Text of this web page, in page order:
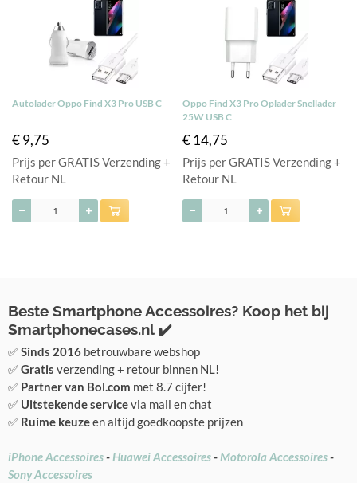
Autolader Oppo Find X3 Pro USB C
€ 9,75
Prijs per GRATIS Verzending +
Retour NL
Oppo Find X3 Pro Oplader Snellader
25W USB C
€ 14,75
Prijs per GRATIS Verzending +
Retour NL
Beste Smartphone Accessoires? Koop het bij
Smartphonecases.nl ✔️
✅Sinds 2016 betrouwbare webshop
✅Gratis verzending + retour binnen NL!
✅ Partner van Bol.com met 8.7 cijfer!
✅ Uitstekende servicevia mail en chat
✅ Ruime keuzeen altijd goedkoopste prijzen
iPhone Accessoires-Huawei Accessoires-Motorola Accessoires-
Sony Accessoires